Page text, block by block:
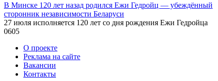
В Минске 120 лет назад родился Ежи Гедройц — убеждённый
сторонник независимости Беларуси
27 июля исполняется 120 лет со дня рождения Ежи Гедройца
0605
О проекте
Реклама на сайте
Вакансии
Контакты